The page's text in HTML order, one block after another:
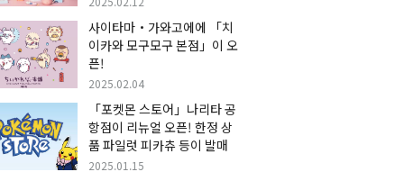
사이타마・가와고에에 「치
이카와 모구모구 본점」이 오
픈!
2025.02.04
「포켓몬 스토어」나리타 공
항점이 리뉴얼 오픈! 한정 상
품 파일럿 피카츄 등이 발매
2025.01.15